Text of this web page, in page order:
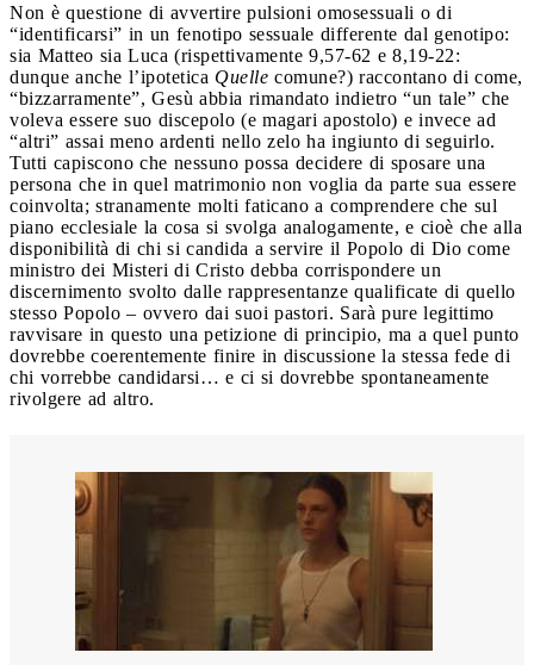
Non è questione di avvertire pulsioni omosessuali o di
“identificarsi” in un fenotipo sessuale differente dal genotipo:
sia Matteo sia Luca (rispettivamente 9,57-62 e 8,19-22:
dunque anche l’ipotetica Quelle comune?) raccontano di come,
“bizzarramente”, Gesù abbia rimandato indietro “un tale” che
voleva essere suo discepolo (e magari apostolo) e invece ad
“altri” assai meno ardenti nello zelo ha ingiunto di seguirlo.
Tutti capiscono che nessuno possa decidere di sposare una
persona che in quel matrimonio non voglia da parte sua essere
coinvolta; stranamente molti faticano a comprendere che sul
piano ecclesiale la cosa si svolga analogamente, e cioè che alla
disponibilità di chi si candida a servire il Popolo di Dio come
ministro dei Misteri di Cristo debba corrispondere un
discernimento svolto dalle rappresentanze qualificate di quello
stesso Popolo – ovvero dai suoi pastori. Sarà pure legittimo
ravvisare in questo una petizione di principio, ma a quel punto
dovrebbe coerentemente finire in discussione la stessa fede di
chi vorrebbe candidarsi… e ci si dovrebbe spontaneamente
rivolgere ad altro.